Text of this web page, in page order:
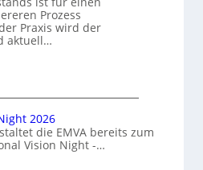
Prozess
Praxis wird der
aktuell…
2026
die EMVA bereits zum
Vision Night -…